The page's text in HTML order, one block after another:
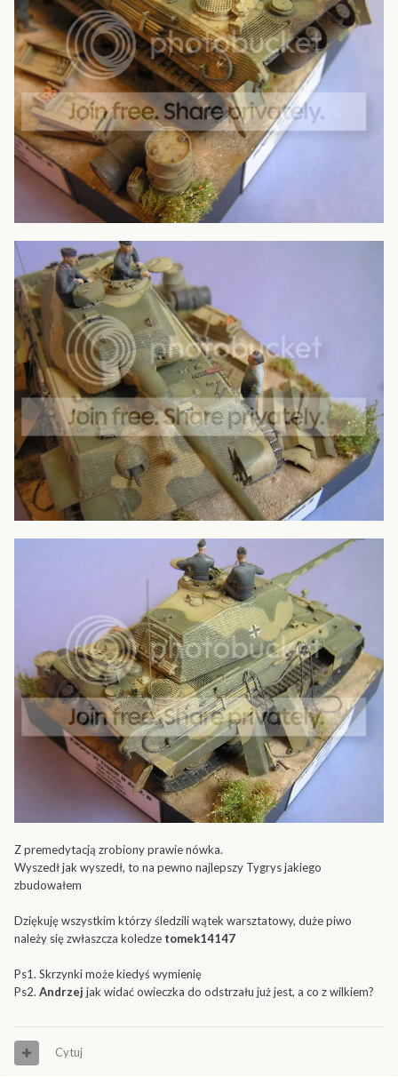
Z premedytacją zrobiony prawie nówka.
Wyszedł jak wyszedł, to na pewno najlepszy Tygrys jakiego
zbudowałem
Dziękuję wszystkim którzy śledzili wątek warsztatowy, duże piwo
należy się zwłaszcza koledze tomek14147
Ps1. Skrzynki może kiedyś wymienię
Ps2. Andrzej jak widać owieczka do odstrzału już jest, a co z wilkiem?
Cytuj